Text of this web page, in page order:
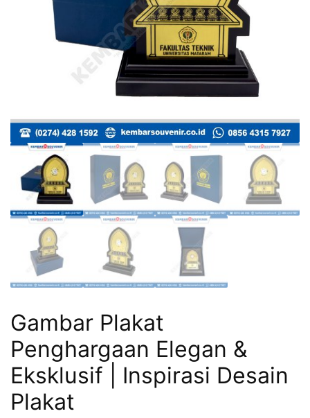
Gambar Plakat
Penghargaan Elegan &
Eksklusif | Inspirasi Desain
Plakat